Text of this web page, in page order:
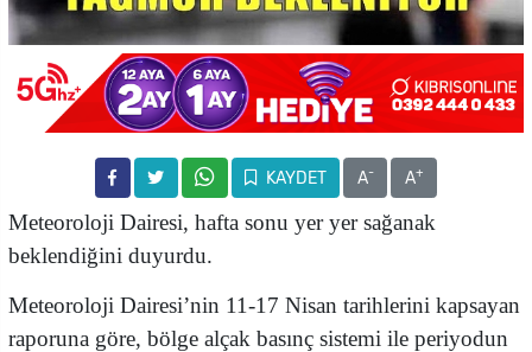
KAYDET A- A+
Meteoroloji Dairesi, hafta sonu yer yer sağanak
beklendiğini duyurdu.
Meteoroloji Dairesi’nin 11-17 Nisan tarihlerini kapsayan
raporuna göre, bölge alçak basınç sistemi ile periyodun